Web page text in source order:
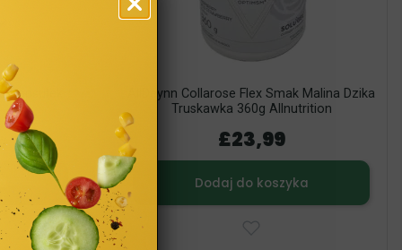
AllDeynn Collarose Flex Smak Malina Dzika
Truskawka 360g Allnutrition
£23,99
Dodaj do koszyka